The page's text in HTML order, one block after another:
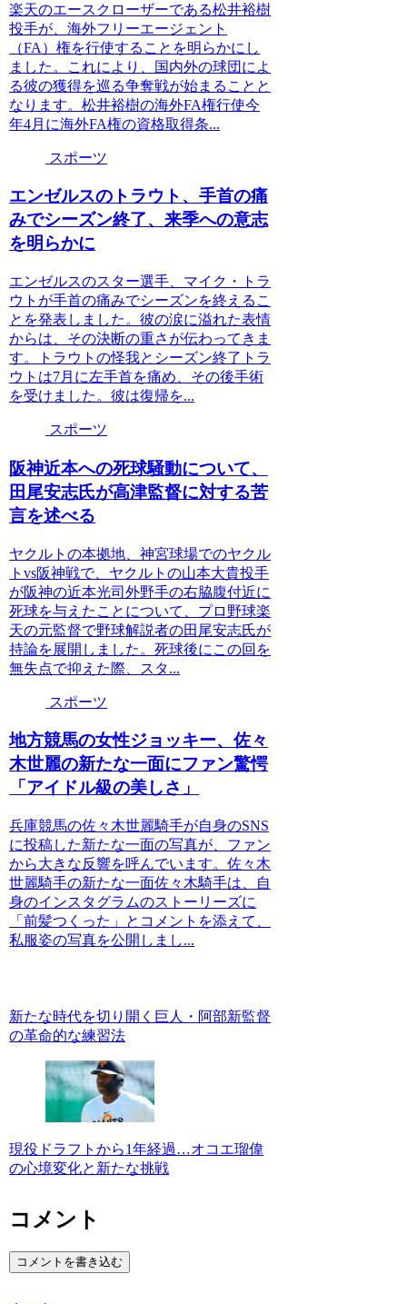
楽天のエースクローザーである松井裕樹
投手が、海外フリーエージェント
（FA）権を行使することを明らかにし
ました。これにより、国内外の球団によ
る彼の獲得を巡る争奪戦が始まることと
なります。松井裕樹の海外FA権行使今
年4月に海外FA権の資格取得条...
スポーツ
エンゼルスのトラウト、手首の痛
みでシーズン終了、来季への意志
を明らかに
エンゼルスのスター選手、マイク・トラ
ウトが手首の痛みでシーズンを終えるこ
とを発表しました。彼の涙に溢れた表情
からは、その決断の重さが伝わってきま
す。トラウトの怪我とシーズン終了トラ
ウトは7月に左手首を痛め、その後手術
を受けました。彼は復帰を...
スポーツ
阪神近本への死球騒動について、
田尾安志氏が高津監督に対する苦
言を述べる
ヤクルトの本拠地、神宮球場でのヤクル
トvs阪神戦で、ヤクルトの山本大貴投手
が阪神の近本光司外野手の右脇腹付近に
死球を与えたことについて、プロ野球楽
天の元監督で野球解説者の田尾安志氏が
持論を展開しました。死球後にこの回を
無失点で抑えた際、スタ...
スポーツ
地方競馬の女性ジョッキー、佐々
木世麗の新たな一面にファン驚愕
「アイドル級の美しさ」
兵庫競馬の佐々木世麗騎手が自身のSNS
に投稿した新たな一面の写真が、ファン
から大きな反響を呼んでいます。佐々木
世麗騎手の新たな一面佐々木騎手は、自
身のインスタグラムのストーリーズに
「前髪つくった」とコメントを添えて、
私服姿の写真を公開しまし...
新たな時代を切り開く巨人・阿部新監督
の革命的な練習法
現役ドラフトから1年経過…オコエ瑠偉
の心境変化と新たな挑戦
コメント
コメントを書き込む